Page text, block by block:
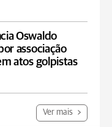
Oswaldo
associação
atos golpistas
Ver mais